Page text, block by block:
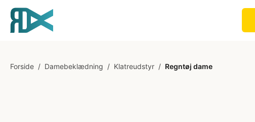
Forside / Damebeklædning / Klatreudstyr / Regntøj dame